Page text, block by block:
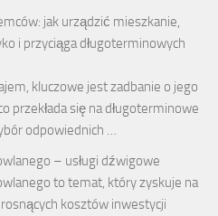
jak urządzić mieszkanie,
i przyciąga długoterminowych
kluczowe jest zadbanie o jego
przekłada się na długoterminowe
odpowiednich …
– usługi dźwigowe
to temat, który zyskuje na
kosztów inwestycji